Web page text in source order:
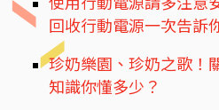
回收行動電源一次告訴
珍奶樂園、珍奶之歌！
知識你懂多少？